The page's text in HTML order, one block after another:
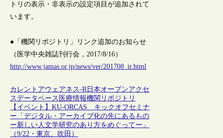
トリの表示・非表示の設定項目が追加されて
います。
●「機関リポジトリ」リンク追加のお知らせ
（医学中央雑誌刊行会，2017/8/16）
http://www.jamas.or.jp/news/ver/201708_ir.html
カレントアウェアネス-R 日本オープンアクセ
スデータベース 医療情報機関リポジトリ
【イベント】KU-ORCAS キックオフセミナ
ー「デジタル・アーカイブ化の先にあるもの
ー新しい人文学研究のあり方をめぐってー」
（9/22・東京、吹田）